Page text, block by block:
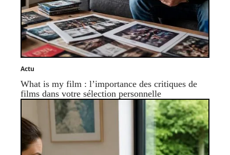
Actu
What is my film : l’importance des critiques de
films dans votre sélection personnelle